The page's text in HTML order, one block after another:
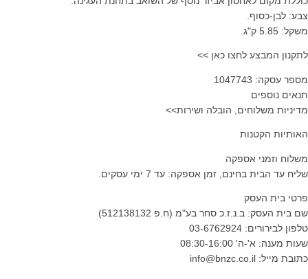
צבע: לבן-כסוף.
משקל: 5.85 ק"ג.
לתקנון המבצע לחצו כאן >>
מספר עסקה: 1047743
תנאים נוספים
מדיניות משלוחים, הובלה ושירות>>
האותיות הקטנות
משלוח וזמני אספקה
שליח עד הבית בחינם, זמן אספקה: עד 7 ימי עסקים.
פרטי בית העסק
שם בית העסק: ב.נ.ז.כ סחר בע"מ (ח.פ 512138132)
טלפון לבירורים: 03-6762924
שעות מענה: א'-ה' 08:30-16:00
כתובת מייל: info@bnzc.co.il